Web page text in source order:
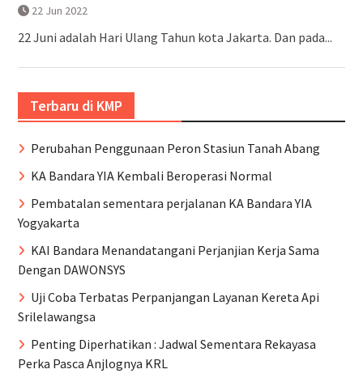
22 Jun 2022
22 Juni adalah Hari Ulang Tahun kota Jakarta. Dan pada...
Terbaru di KMP
Perubahan Penggunaan Peron Stasiun Tanah Abang
KA Bandara YIA Kembali Beroperasi Normal
Pembatalan sementara perjalanan KA Bandara YIA
Yogyakarta
KAI Bandara Menandatangani Perjanjian Kerja Sama
Dengan DAWONSYS
Uji Coba Terbatas Perpanjangan Layanan Kereta Api
Srilelawangsa
Penting Diperhatikan : Jadwal Sementara Rekayasa
Perka Pasca Anjlognya KRL